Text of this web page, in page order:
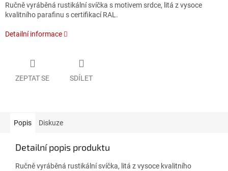
Ručně vyráběná rustikální svíčka s motivem srdce, litá z vysoce
kvalitního parafinu s certifikací RAL.
Detailní informace
ZEPTAT SE SDÍLET
Popis Diskuze
Detailní popis produktu
Ručně vyráběná rustikální svíčka, litá z vysoce kvalitního